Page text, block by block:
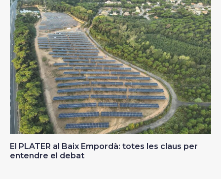
El PLATER al Baix Empordà: totes les claus per
entendre el debat